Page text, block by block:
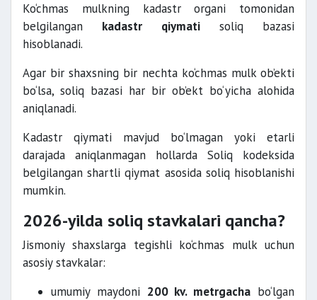
Ko‘chmas mulkning kadastr organi tomonidan
belgilangan kadastr qiymatisoliq bazasi
hisoblanadi.
Agar bir shaxsning bir nechta ko‘chmas mulk ob’ekti
bo‘lsa, soliq bazasi har bir ob’ekt bo‘yicha alohida
aniqlanadi.
Kadastr qiymati mavjud bo‘lmagan yoki etarli
darajada aniqlanmagan hollarda Soliq kodeksida
belgilangan shartli qiymat asosida soliq hisoblanishi
mumkin.
2026-yilda soliq stavkalari qancha?
Jismoniy shaxslarga tegishli ko‘chmas mulk uchun
asosiy stavkalar:
umumiy maydoni 200 kv. metrgacha bo‘lgan